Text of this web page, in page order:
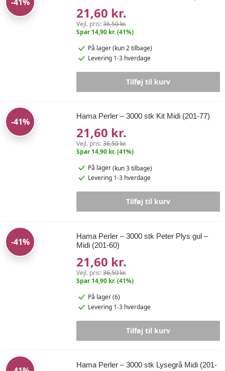
21,60 kr.
Vejl. pris:36,50 kr.
Spar 14,90 kr. (41%)
På lager(kun 2 tilbage)
Levering 1-3 hverdage
Tilføj til kurv
-41%
Hama Perler – 3000 stk Kit Midi (201-77)
21,60 kr.
Vejl. pris:36,50 kr.
Spar 14,90 kr. (41%)
På lager(kun 3 tilbage)
Levering 1-3 hverdage
Tilføj til kurv
-41%
Hama Perler – 3000 stk Peter Plys gul –
Midi (201-60)
21,60 kr.
Vejl. pris:36,50 kr.
Spar 14,90 kr. (41%)
På lager (6)
Levering 1-3 hverdage
Tilføj til kurv
Hama Perler – 3000 stk Lysegrå Midi (201-